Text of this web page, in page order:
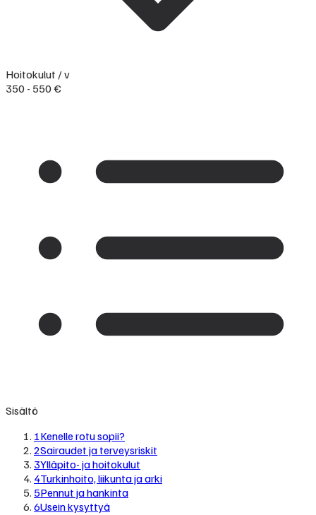
Hoitokulut / v
350 - 550 €
Sisältö
1Kenelle rotu sopii?
2Sairaudet ja terveysriskit
3Ylläpito- ja hoitokulut
4Turkinhoito, liikunta ja arki
5Pennut ja hankinta
6Usein kysyttyä